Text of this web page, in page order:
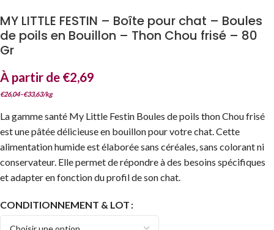
MY LITTLE FESTIN – Boîte pour chat – Boules
de poils en Bouillon – Thon Chou frisé – 80
Gr
À partir de €2,69
€26,04–€33,63/kg
La gamme santé My Little Festin Boules de poils thon Chou frisé
est une pâtée délicieuse en bouillon pour votre chat. Cette
alimentation humide est élaborée sans céréales, sans colorant ni
conservateur. Elle permet de répondre à des besoins spécifiques
et adapter en fonction du profil de son chat.
CONDITIONNEMENT & LOT